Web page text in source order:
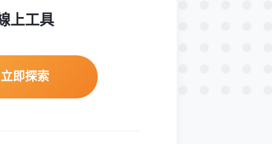
上工具
立即探索